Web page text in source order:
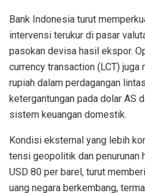
Bank Indonesia turut
intervensi terukur di pasar
pasokan devisa hasil ekspor.
currency transaction (LCT) juga
rupiah dalam perdagangan
ketergantungan pada dolar AS
sistem keuangan domestik.
Kondisi eksternal yang lebih
tensi geopolitik dan penurunan
USD 80 per barel, turut
uang negara berkembang,